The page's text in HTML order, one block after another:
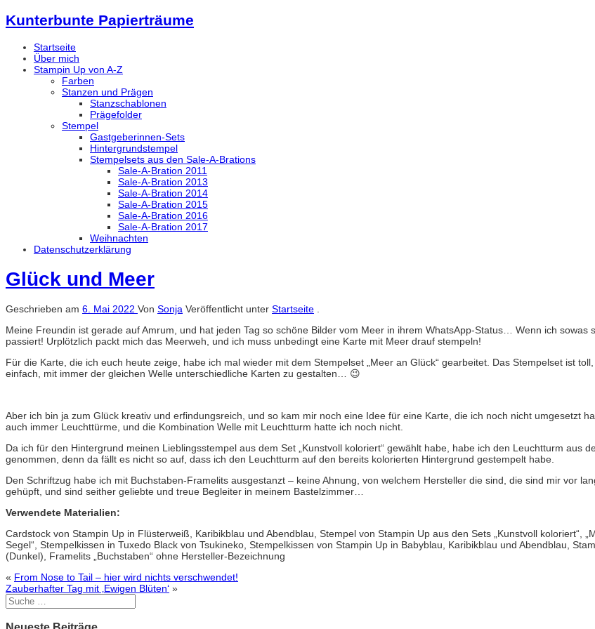
Kunterbunte Papierträume
Startseite
Über mich
Stampin Up von A-Z
Farben
Stanzen und Prägen
Stanzschablonen
Prägefolder
Stempel
Gastgeberinnen-Sets
Hintergrundstempel
Stempelsets aus den Sale-A-Brations
Sale-A-Bration 2011
Sale-A-Bration 2013
Sale-A-Bration 2014
Sale-A-Bration 2015
Sale-A-Bration 2016
Sale-A-Bration 2017
Weihnachten
Datenschutzerklärung
Glück und Meer
Geschrieben am 6. Mai 2022 Von Sonja Veröffentlicht unter Startseite .
Meine Freundin ist gerade auf Amrum, und hat jeden Tag so schöne Bilder vom Meer in ihrem WhatsApp-Status… Wenn ich sowas
passiert! Urplötzlich packt mich das Meerweh, und ich muss unbedingt eine Karte mit Meer drauf stempeln!
Für die Karte, die ich euch heute zeige, habe ich mal wieder mit dem Stempelset „Meer an Glück“ gearbeitet. Das Stempelset ist
einfach, mit immer der gleichen Welle unterschiedliche Karten zu gestalten… 😉
Aber ich bin ja zum Glück kreativ und erfindungsreich, und so kam mir noch eine Idee für eine Karte, die ich noch nicht umgesetzt
auch immer Leuchttürme, und die Kombination Welle mit Leuchtturm hatte ich noch nicht.
Da ich für den Hintergrund meinen Lieblingsstempel aus dem Set „Kunstvoll koloriert“ gewählt habe, habe ich den Leuchtturm aus
genommen, denn da fällt es nicht so auf, dass ich den Leuchtturm auf den bereits kolorierten Hintergrund gestempelt habe.
Den Schriftzug habe ich mit Buchstaben-Framelits ausgestanzt – keine Ahnung, von welchem Hersteller die sind, die sind mir vor
gehüpft, und sind seither geliebte und treue Begleiter in meinem Bastelzimmer…
Verwendete Materialien:
Cardstock von Stampin Up in Flüsterweiß, Karibikblau und Abendblau, Stempel von Stampin Up aus den Sets „Kunstvoll koloriert“,
Segel“, Stempelkissen in Tuxedo Black von Tsukineko, Stempelkissen von Stampin Up in Babyblau, Karibikblau und Abendblau,
(Dunkel), Framelits „Buchstaben“ ohne Hersteller-Bezeichnung
« From Nose to Tail – hier wird nichts verschwendet!
Zauberhafter Tag mit ‚Ewigen Blüten‘ »